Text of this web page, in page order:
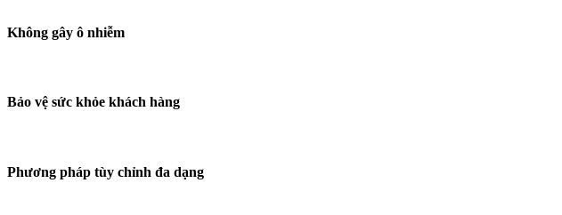
Không gây ô nhiễm
Bảo vệ sức khỏe khách hàng
Phương pháp tùy chỉnh đa dạng